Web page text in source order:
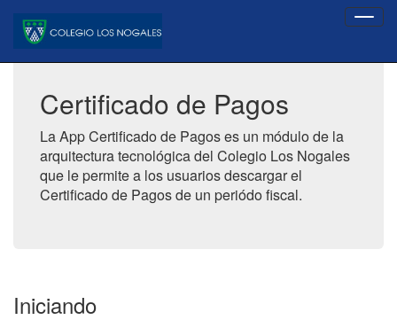
Certificado de Pagos
La App Certificado de Pagos es un módulo de la
arquitectura tecnológica del Colegio Los Nogales
que le permite a los usuarios descargar el
Certificado de Pagos de un periódo fiscal.
Iniciando